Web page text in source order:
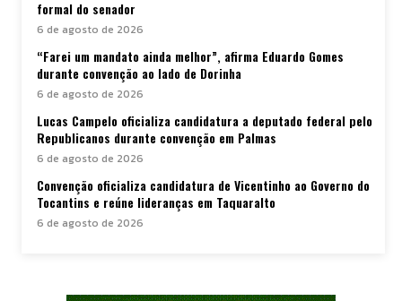
formal do senador
6 de agosto de 2026
“Farei um mandato ainda melhor”, afirma Eduardo Gomes
durante convenção ao lado de Dorinha
6 de agosto de 2026
Lucas Campelo oficializa candidatura a deputado federal pelo
Republicanos durante convenção em Palmas
6 de agosto de 2026
Convenção oficializa candidatura de Vicentinho ao Governo do
Tocantins e reúne lideranças em Taquaralto
6 de agosto de 2026